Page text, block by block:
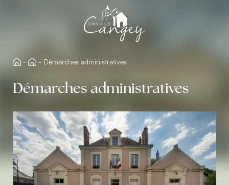
- - Démarches administratives
Démarches administratives